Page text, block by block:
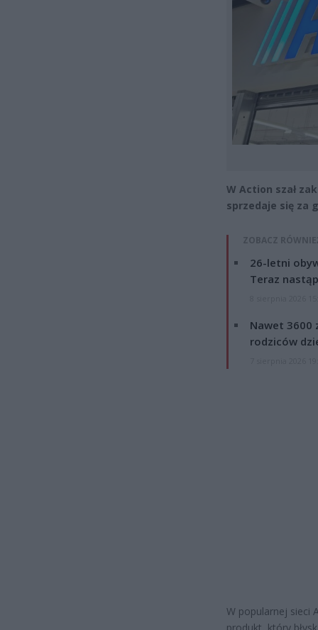
W Action szał
sprzedaje się za
ZOBACZ
26-letni
Teraz
Nawet 3600
rodziców
W popularnej sieci
produkt, który